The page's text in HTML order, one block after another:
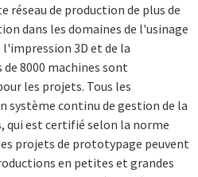
réseau de production de plus de
dans les domaines de l'usinage
l'impression 3D et de la
8000 machines sont
les projets. Tous les
système continu de gestion de la
qui est certifié selon la norme
projets de prototypage peuvent
en petites et grandes